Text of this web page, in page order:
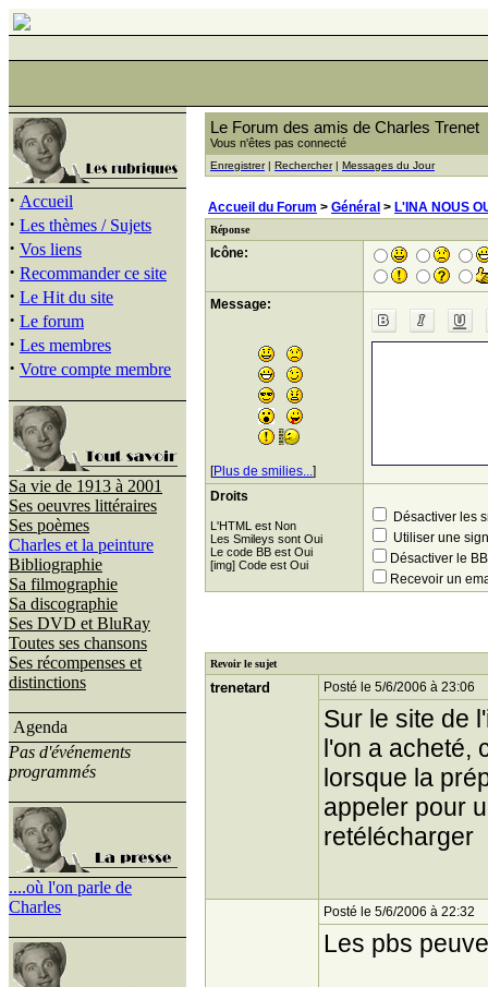
· Accueil
· Les thèmes / Sujets
· Vos liens
· Recommander ce site
· Le Hit du site
· Le forum
· Les membres
· Votre compte membre
Sa vie de 1913 à 2001
Ses oeuvres littéraires
Ses poèmes
Charles et la peinture
Bibliographie
Sa filmographie
Sa discographie
Ses DVD et BluRay
Toutes ses chansons
Ses récompenses et
distinctions
Agenda
Pas d'événements
programmés
....où l'on parle de
Charles
Le Forum des amis de Charles Trenet
Vous n'êtes pas connecté
Enregistrer| Rechercher| Messages du Jour
Accueil du Forum > Général > L'INA NOUS
Réponse
Icône:
Message:
[Plus de smilies...]
Droits
L'HTML est Non
Les Smileys sont Oui
Le code BB est Oui
[img] Code est Oui
Désactiver les
Utiliser une
Désactiver le
Recevoir un
Revoir le sujet
trenetard Posté le 5/6/2006 à 23:06
Sur le site de
l'on a acheté,
lorsque la
appeler pour
retélécharger
Posté le 5/6/2006 à 22:32
Les pbs